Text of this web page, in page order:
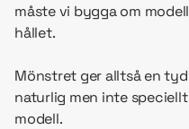
måste vi bygga om
hållet.
Mönstret ger alltså en
naturlig men inte
modell.